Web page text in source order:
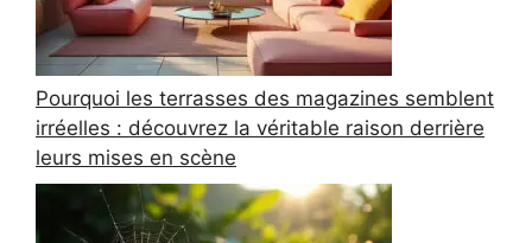
Pourquoi les terrasses des magazines semblent
irréelles : découvrez la véritable raison derrière
leurs mises en scène